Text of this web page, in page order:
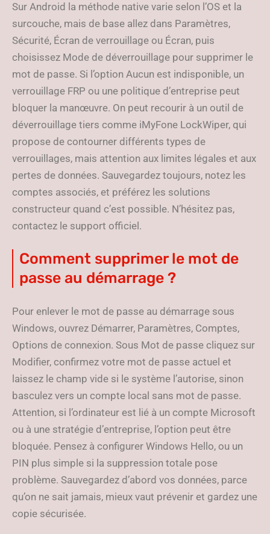
Sur Android la méthode native varie selon l’OS et la
surcouche, mais de base allez dans Paramètres,
Sécurité, Écran de verrouillage ou Écran, puis
choisissez Mode de déverrouillage pour supprimer le
mot de passe. Si l’option Aucun est indisponible, un
verrouillage FRP ou une politique d’entreprise peut
bloquer la manœuvre. On peut recourir à un outil de
déverrouillage tiers comme iMyFone LockWiper, qui
propose de contourner différents types de
verrouillages, mais attention aux limites légales et aux
pertes de données. Sauvegardez toujours, notez les
comptes associés, et préférez les solutions
constructeur quand c’est possible. N’hésitez pas,
contactez le support officiel.
Comment supprimer le mot de
passe au démarrage ?
Pour enlever le mot de passe au démarrage sous
Windows, ouvrez Démarrer, Paramètres, Comptes,
Options de connexion. Sous Mot de passe cliquez sur
Modifier, confirmez votre mot de passe actuel et
laissez le champ vide si le système l’autorise, sinon
basculez vers un compte local sans mot de passe.
Attention, si l’ordinateur est lié à un compte Microsoft
ou à une stratégie d’entreprise, l’option peut être
bloquée. Pensez à configurer Windows Hello, ou un
PIN plus simple si la suppression totale pose
problème. Sauvegardez d’abord vos données, parce
qu’on ne sait jamais, mieux vaut prévenir et gardez une
copie sécurisée.